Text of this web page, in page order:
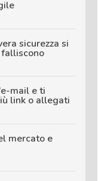
sicurezza si
mail e ti
link o allegati
mercato e